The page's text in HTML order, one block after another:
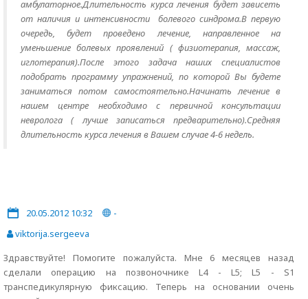
амбулаторное.Длительность курса лечения будет зависеть
от наличия и интенсивности болевого синдрома.В первую
очередь, будет проведено лечение, направленное на
уменьшение болевых проявлений ( физиотерапия, массаж,
иглотерапия).После этого задача наших специалистов
подобрать программу упражнений, по которой Вы будете
заниматься потом самостоятельно.Начинать лечение в
нашем центре необходимо с первичной консультации
невролога ( лучше записаться предварительно).Средняя
длительность курса лечения в Вашем случае 4-6 недель.
20.05.2012 10:32
-
viktorija.sergeeva
Здравствуйте! Помогите пожалуйста. Мне 6 месяцев назад
сделали операцию на позвоночнике L4 - L5; L5 - S1
транспедикулярную фиксацию. Теперь на основании очень